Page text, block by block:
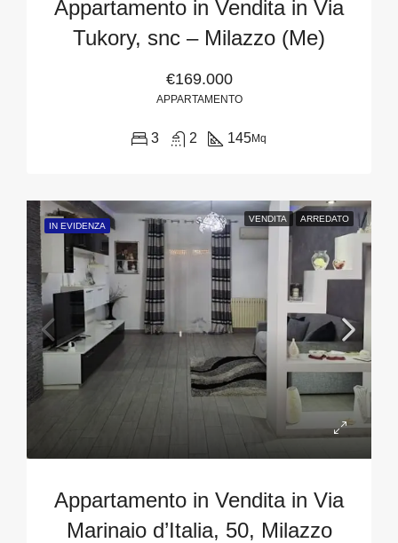
Appartamento in Vendita in Via
Tukory, snc – Milazzo (Me)
€169.000
APPARTAMENTO
3 2 145Mq
IN EVIDENZA
VENDITA ARREDATO
Appartamento in Vendita in Via
Marinaio d’Italia, 50, Milazzo